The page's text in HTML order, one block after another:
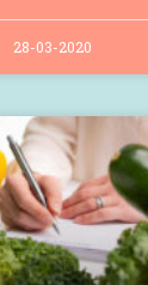
28-03-2020